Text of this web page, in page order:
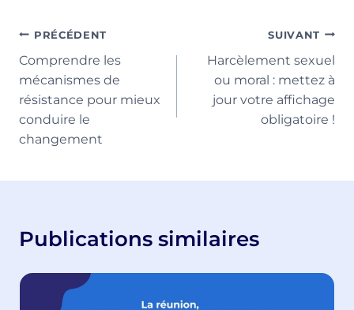
publication :
Navigation
de
l’article
PRÉCÉDENT
Comprendre les
mécanismes de
résistance pour mieux
conduire le
changement
SUIVANT
Harcèlement sexuel
ou moral : mettez à
jour votre affichage
obligatoire !
Publications similaires